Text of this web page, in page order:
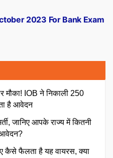
2023 For Bank Exam
मौका! IOB ने निकाली 250
है आवेदन
जानिए आपके राज्य में कितनी
कैसे फैलता है यह वायरस, क्या